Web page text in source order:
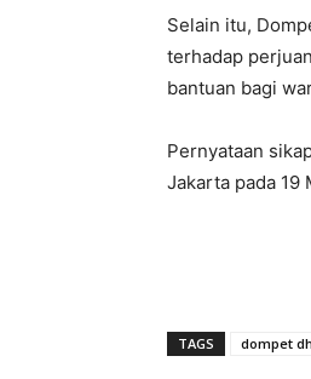
Selain itu,
terhadap
bantuan bagi
Pernyataan
Jakarta pada 19
TAGS dompet